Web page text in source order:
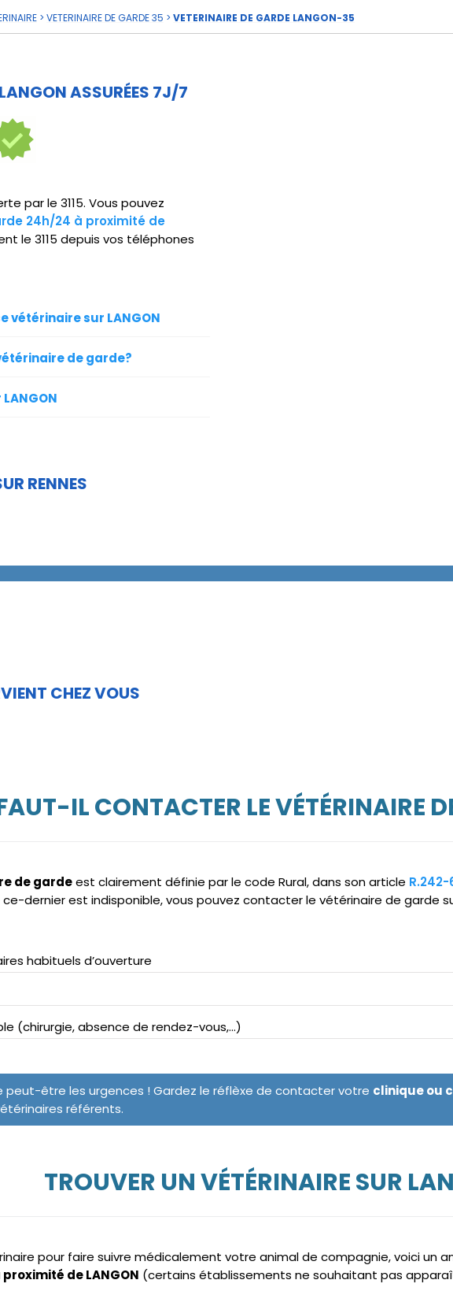
> VETERINAIRE DE GARDE 35 > VETERINAIRE DE GARDE LANGON-35
ASSURÉES 7J/7
par le 3115. Vous pouvez
24h/24 à proximité de
le 3115 depuis vos téléphones
vétérinaire sur LANGON
de garde?
RENNES
CHEZ VOUS
IL CONTACTER LE VÉTÉRINAIRE
de gardeest clairement définie par le code Rural, dans son article R.242-
dernier est indisponible, vous pouvez contacter le vétérinaire de garde
habituels d’ouverture
(chirurgie, absence de rendez-vous,...)
peut-être les urgences ! Gardez le réflèxe de contacter votre clinique ou
référents.
TROUVER UN VÉTÉRINAIRE SUR
pour faire suivre médicalement votre animal de compagnie, voici un
de LANGON (certains établissements ne souhaitant pas